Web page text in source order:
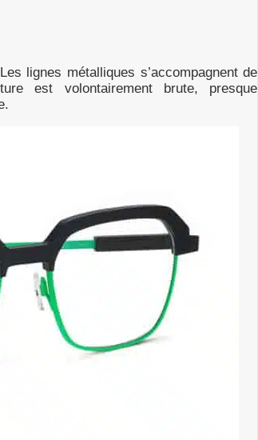
lignes métalliques s’accompagnent de
est volontairement brute, presque